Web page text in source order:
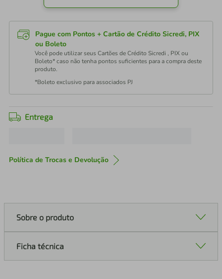
Pague com Pontos + Cartão de Crédito Sicredi, PIX
ou Boleto
Você pode utilizar seus Cartões de Crédito Sicredi , PIX ou
Boleto* caso não tenha pontos suficientes para a compra deste
produto.
*Boleto exclusivo para associados PJ
Entrega
Política de Trocas e Devolução
Sobre o produto
Ficha técnica